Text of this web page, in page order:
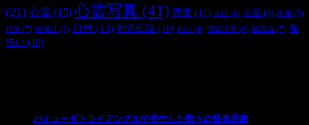
(21) 心霊 (15) 心霊写真 (41) 悪魔 (11) 火山 (6) 火星 (9) 画像 (7)
科学 (7) 自撮り (7) 自然 (13) 都市伝説 (10) 釣り (6) 閲覧注意 (6) 陰謀論 (7) 鬼
怖い (10)
バミューダトライアングルで発生した数々の怪奇現象